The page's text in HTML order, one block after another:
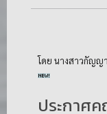
โดย นางสาวกัญญ
ประกาศ